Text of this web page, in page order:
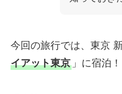
今回の旅行では、東京
イアット東京」に宿泊！